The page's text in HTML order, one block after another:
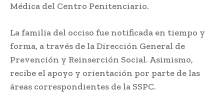
Médica del Centro Penitenciario.
La familia del occiso fue notificada en tiempo y
forma, a través de la Dirección General de
Prevención y Reinserción Social. Asimismo,
recibe el apoyo y orientación por parte de las
áreas correspondientes de la SSPC.